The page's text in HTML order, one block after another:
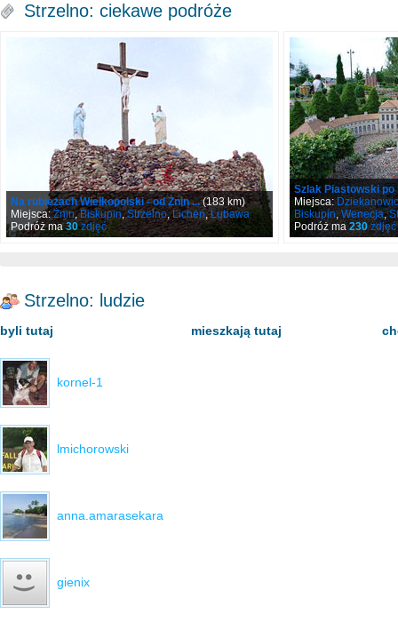
Strzelno: ciekawe podróże
Na rubieżach Wielkopolski - od Żnin ...(183 km)
Miejsca:Żnin,Biskupin,Strzelno,Licheń,Lubawa
Podróż ma30zdjęć
Szlak Piastowski po
Miejsca:
Biskupin,Wenecja,
Podróż ma230zdjęć
Strzelno: ludzie
byli tutaj
kornel-1
lmichorowski
anna.amarasekara
gienix
mieszkają tutaj